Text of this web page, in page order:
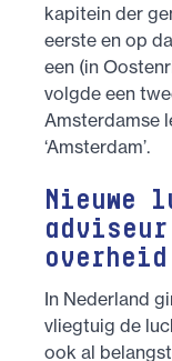
kapitein der
eerste en op
een (in
volgde een
Amsterdamse
‘Amsterdam’.
Nieuwe
In Nederland
vliegtuig de
ook al